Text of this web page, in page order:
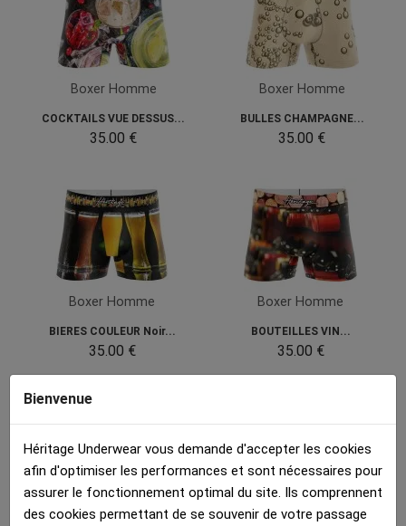
Boxer Homme
COCKTAILS VUE DESSUS...
35.00 €
Boxer Homme
BULLES CHAMPAGNE...
35.00 €
Boxer Homme
BIERES COULEUR Noir...
35.00 €
Boxer Homme
BOUTEILLES VIN...
35.00 €
Boxer Homme Boxer Homme
Bienvenue
Héritage Underwear vous demande d'accepter les cookies
afin d'optimiser les performances et sont nécessaires pour
assurer le fonctionnement optimal du site. Ils comprennent
des cookies permettant de se souvenir de votre passage